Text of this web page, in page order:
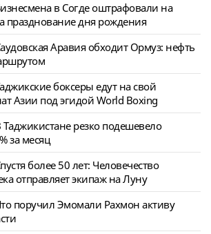
в Согде оштрафовали на
празднование дня рождения
Аравия обходит Ормуз: нефть
боксеры едут на свой
Азии под эгидой World Boxing
Таджикистане резко подешевело
за месяц
более 50 лет: Человечество
отправляет экипаж на Луну
поручил Эмомали Рахмон активу